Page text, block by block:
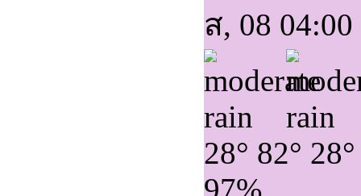
ส, 08 04:00
28° 82° 28°